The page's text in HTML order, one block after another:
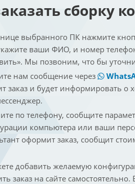
сборку
выбранного ПК нажмите
ваши ФИО, и номер
Мы позвоним, что бы
нам сообщение через
заказ и будет информировать о
по телефону, сообщите
компьютера или ваши
оформит заказ, сообщит
добавить желаемую
заказ на сайте